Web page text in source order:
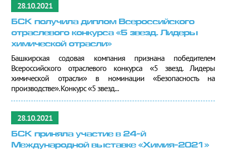
28.10.2021
БСК получила диплом Всероссийского
отраслевого конкурса «5 звезд. Лидеры
химической отрасли»
Башкирская содовая компания признана победителем
Всероссийского отраслевого конкурса «5 звезд. Лидеры
химической отрасли» в номинации «Безопасность на
производстве». Конкурс «5 звезд...
28.10.2021
БСК приняла участие в 24-й
Международной выставке «Химия-2021»